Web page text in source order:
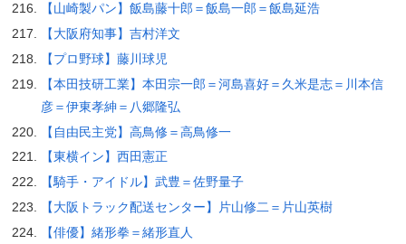
【山崎製パン】飯島藤十郎＝飯島一郎＝飯島延浩
【大阪府知事】吉村洋文
【プロ野球】藤川球児
【本田技研工業】本田宗一郎＝河島喜好＝久米是志＝川本信
彦＝伊東孝紳＝八郷隆弘
【自由民主党】高鳥修＝高鳥修一
【東横イン】西田憲正
【騎手・アイドル】武豊＝佐野量子
【大阪トラック配送センター】片山修二＝片山英樹
【俳優】緒形拳＝緒形直人